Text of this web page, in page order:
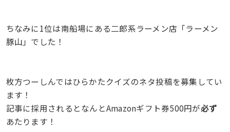
ちなみに1位は南船場にある二郎系ラーメン店「ラーメン
豚山」でした！
枚方つーしんではひらかたクイズのネタ投稿を募集してい
ます！
記事に採用されるとなんとAmazonギフト券500円が必ず
あたります！